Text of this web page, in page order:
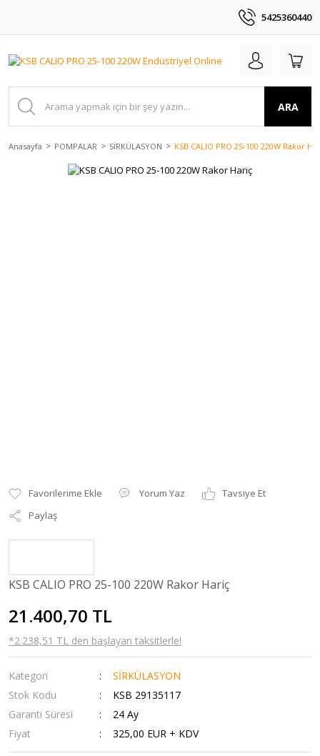
5425360440
ARA
Anasayfa POMPALAR SİRKÜLASYON KSB CALIO PRO 25-100 220W Rakor
Yorum Yaz
Tavsiye Et
Paylaş
KSB CALIO PRO 25-100 220W Rakor Hariç
21.400,70 TL
*2.238,51 TL den başlayan taksitlerle!
Kategori
SİRKÜLASYON
Stok Kodu
KSB 29135117
Garanti Süresi
24 Ay
Fiyat
325,00 EUR + KDV